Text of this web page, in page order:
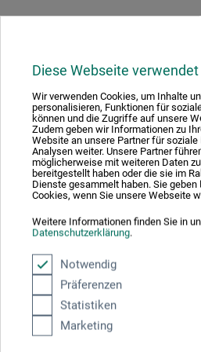
Diese Webseite
Wir verwenden Cookies, um Inhalte
personalisieren, Funktionen für
können und die Zugriffe auf unsere
Zudem geben wir Informationen zu
Website an unsere Partner für soziale
Analysen weiter. Unsere Partner
möglicherweise mit weiteren Daten
bereitgestellt haben oder die sie im
Dienste gesammelt haben. Sie geben
Cookies, wenn Sie unsere Webseite
Weitere Informationen finden Sie in
Datenschutzerklärung.
Notwendig
Präferenzen
Statistiken
Marketing
Hersteller-
Hier finden Sie die
diesem
Marcó Dachs, S. A.
Avinguda de La Bisbal 18
ES
info@marcodachs.com
www.marcodachs.com